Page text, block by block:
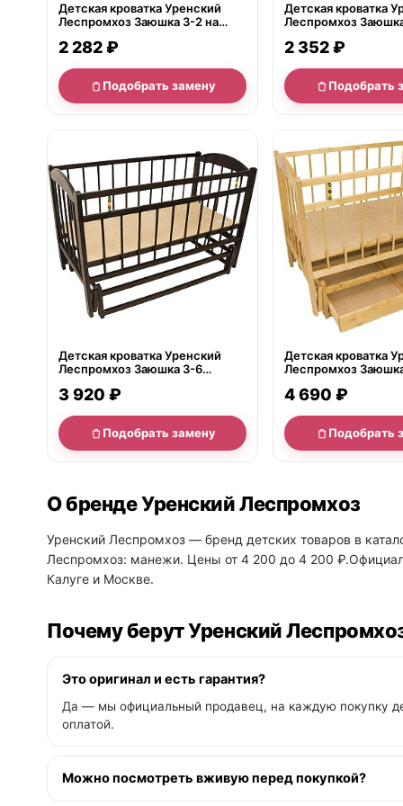
Детская кроватка Уренский
Леспромхоз Заюшка 3-2 на
2 282 ₽
Подобрать замену
Детская кроватка
Леспромхоз
2 352 ₽
Подобрать
Детская кроватка Уренский
Леспромхоз Заюшка 3-6
3 920 ₽
Подобрать замену
нет в продаже
Детская кроватка
Леспромхоз
4 690 ₽
Подобрать
О бренде Уренский Леспромхоз
Уренский Леспромхоз — бренд детских товаров в
Леспромхоз: манежи. Цены от 4 200 до 4 200
Калуге и Москве.
Почему берут Уренский
Это оригинал и есть гарантия?
Да — мы официальный продавец, на каждую покупку
оплатой.
Можно посмотреть вживую перед покупкой?